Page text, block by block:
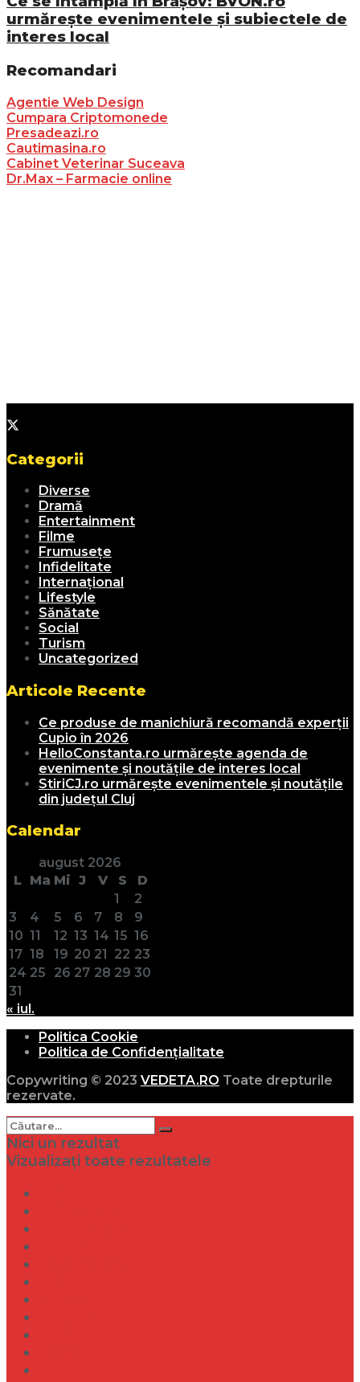
urmărește evenimentele și subiectele de
interes local
Recomandari
Agentie Web Design
Cumpara Criptomonede
Presadeazi.ro
Cautimasina.ro
Cabinet Veterinar Suceava
Dr.Max – Farmacie online
Categorii
Diverse
Dramă
Entertainment
Filme
Frumusețe
Infidelitate
Internațional
Lifestyle
Sănătate
Social
Turism
Uncategorized
Articole Recente
Ce produse de manichiură recomandă experții
Cupio în 2026
HelloConstanta.ro urmărește agenda de
evenimente și noutățile de interes local
StiriCJ.ro urmărește evenimentele și noutățile
din județul Cluj
Calendar
august 2026
L Ma Mi J V S
D
1
2
3
4 5 6 7 8
9
10 11 12 13 14 15 16
17 18 19 20 21 22 23
24 25 26 27 28 29 30
31
« iul.
Politica Cookie
Politica de Confidențialitate
Copywriting © 2023 VEDETA.RO Toate drepturile
rezervate.
Nici un rezultat
Vizualizați toate rezultatele